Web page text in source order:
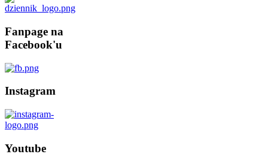
Fanpage na
Facebook'u
Instagram
Youtube